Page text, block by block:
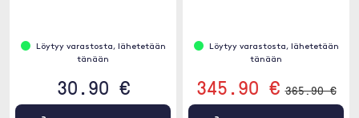
liittämisen varmistamiseksi.
Löytyy varastosta, lähetetään
tänään
30.90 €
Löytyy varastosta, lähetetään
tänään
345.90 € 365.90 €